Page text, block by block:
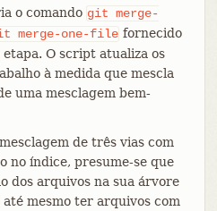
o comando git merge-
merge-one-file fornecido
O script atualiza os
à medida que mescla
uma mesclagem bem-
de três vias com
no índice, presume-se que
dos arquivos na sua árvore
mesmo ter arquivos com